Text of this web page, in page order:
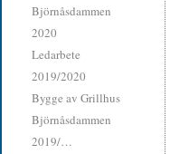
Björnåsdammen
2020
Ledarbete
2019/2020
Bygge av Grillhus
Björnåsdammen
2019/…